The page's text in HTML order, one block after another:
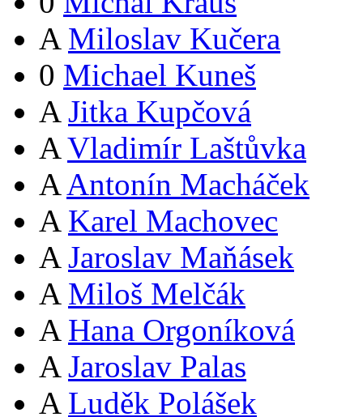
A Miloslav Kučera
0 Michael Kuneš
A Jitka Kupčová
A Vladimír Laštůvka
A Antonín Macháček
A Karel Machovec
A Jaroslav Maňásek
A Miloš Melčák
A Hana Orgoníková
A Jaroslav Palas
A Luděk Polášek